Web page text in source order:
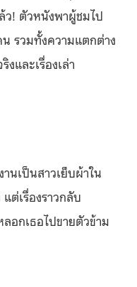
ว! ตัวหนังพาผู้ชมไป
รวมทั้งความแตกต่าง
งและเรื่องเล่า
นเป็นสาวเย็บผ้าใน
ต่เรื่องราวกลับ
อกเธอไปขายตัวข้าม